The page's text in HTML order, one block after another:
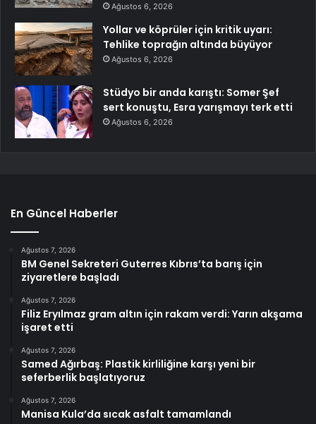
Ağustos 6, 2026
Yollar ve köprüler için kritik uyarı:
Tehlike toprağın altında büyüyor
Ağustos 6, 2026
Stüdyo bir anda karıştı: Somer Şef
sert konuştu, Esra yarışmayı terk etti
Ağustos 6, 2026
En Güncel Haberler
Ağustos 7, 2026
BM Genel Sekreteri Guterres Kıbrıs’ta barış için
ziyaretlere başladı
Ağustos 7, 2026
Filiz Eryılmaz gram altın için rakam verdi: Yarın akşama
işaret etti
Ağustos 7, 2026
Samed Ağırbaş: Plastik kirliliğine karşı yeni bir
seferberlik başlatıyoruz
Ağustos 7, 2026
Manisa Kula’da sıcak asfalt tamamlandı